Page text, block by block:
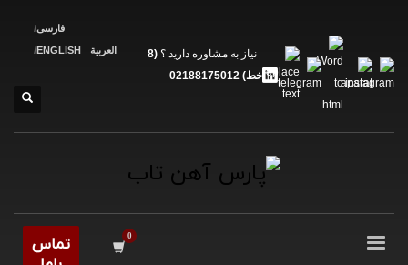
نیاز به مشاوره دارید ؟ (8
خط) 02188175012
فارسی
ENGLISH
العربية
تماس